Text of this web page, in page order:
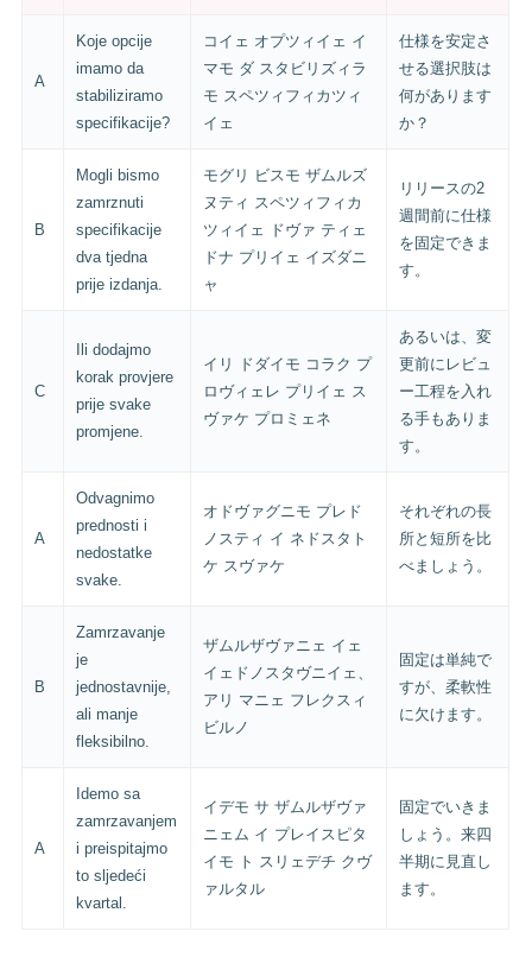
A
Koje opcije
imamo da
stabiliziramo
specifikacije?
コイェ オプツィイェ イ
マモ ダ スタビリズィラ
モ スペツィフィカツィ
イェ
仕様を安定さ
せる選択肢は
何があります
か？
B
Mogli bismo
zamrznuti
specifikacije
dva tjedna
prije izdanja.
モグリ ビスモ ザムルズ
ヌティ スペツィフィカ
ツィイェ ドヴァ ティェ
ドナ プリイェ イズダニ
ャ
リリースの2
週間前に仕様
を固定できま
す。
C
Ili dodajmo
korak provjere
prije svake
promjene.
イリ ドダイモ コラク プ
ロヴィェレ プリイェ ス
ヴァケ プロミェネ
あるいは、変
更前にレビュ
ー工程を入れ
る手もありま
す。
A
Odvagnimo
prednosti i
nedostatke
svake.
オドヴァグニモ プレド
ノスティ イ ネドスタト
ケ スヴァケ
それぞれの長
所と短所を比
べましょう。
B
Zamrzavanje
je
jednostavnije,
ali manje
fleksibilno.
ザムルザヴァニェ イェ
イェドノスタヴニイェ、
アリ マニェ フレクスィ
ビルノ
固定は単純で
すが、柔軟性
に欠けます。
A
Idemo sa
zamrzavanjem
i preispitajmo
to sljedeći
kvartal.
イデモ サ ザムルザヴァ
ニェム イ プレイスピタ
イモ ト スリェデチ クヴ
ァルタル
固定でいきま
しょう。来四
半期に見直し
ます。